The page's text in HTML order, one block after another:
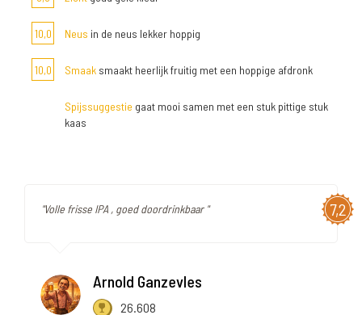
10,0 Neus in de neus lekker hoppig
10,0 Smaak smaakt heerlijk fruitig met een hoppige afdronk
Spijssuggestie gaat mooi samen met een stuk pittige stuk
kaas
7,2
"Volle frisse IPA , goed doordrinkbaar "
Arnold Ganzevles
26.608